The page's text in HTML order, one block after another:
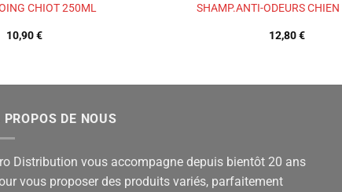
CHIOT 250ML
10,90€
SHAMP.ANTI-ODEURS
12,80€
PROPOS DE NOUS
Distribution vous accompagne depuis bientôt 20 ans
vous proposer des produits variés, parfaitement